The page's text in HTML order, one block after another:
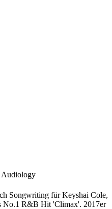
Audiology
Songwriting für Keyshai Cole,
No.1 R&B Hit 'Climax'. 2017er